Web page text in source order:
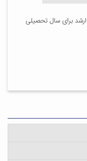
برای سال تحصیلی